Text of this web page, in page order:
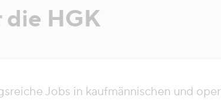
HGK
Jobs in kaufmännischen und